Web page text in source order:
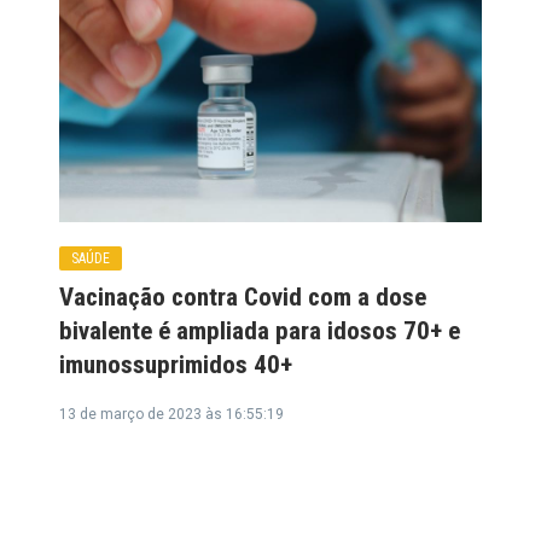
SAÚDE
Vacinação contra Covid com a dose
bivalente é ampliada para idosos 70+ e
imunossuprimidos 40+
13 de março de 2023 às 16:55:19